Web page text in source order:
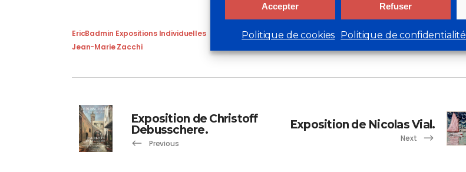
Accepter Refuser
Politique de cookies Politique de confidentialité
EricBadmin Expositions Individuelles
Jean-Marie Zacchi
2 Likes
Exposition de Christoff
Debusschere.
Previous
Exposition de Nicolas Vial.
Next